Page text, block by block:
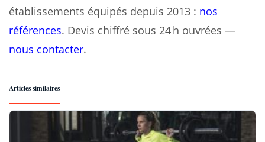
établissements équipés depuis 2013 : nos
références. Devis chiffré sous 24 h ouvrées —
nous contacter.
Articles similaires